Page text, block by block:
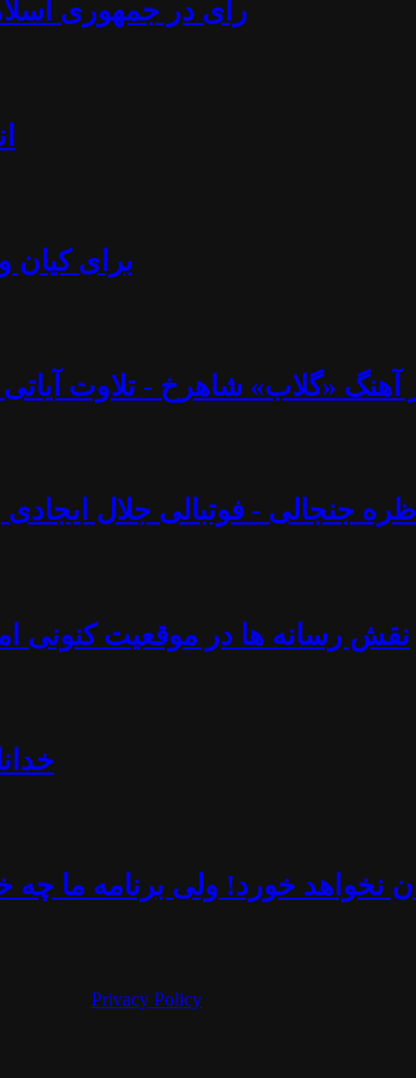
رأی در جمهوری
برای کیان
«گلاب» شاهرخ - تلاوت آیاتی از منجلاب قرآن (۸۲) -
جنجالی - فوتبالی جلال
نقش رسانه ها در موقعیت کنونی
نخواهد خورد! ولی برنامه ما چه
Privacy Policy